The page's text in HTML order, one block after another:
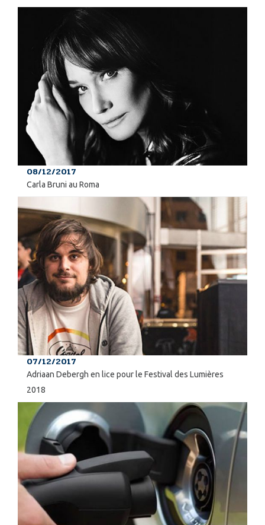
08/12/2017
Carla Bruni au Roma
07/12/2017
Adriaan Debergh en lice pour le Festival des Lumières
2018